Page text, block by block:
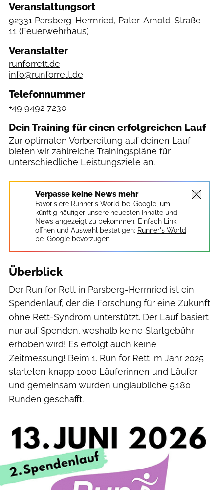
Veranstaltungsort
92331 Parsberg-Herrnried, Pater-Arnold-Straße
11 (Feuerwehrhaus)
Veranstalter
runforrett.de
info@runforrett.de
Telefonnummer
+49 9492 7230
Dein Training für einen erfolgreichen Lauf
Zur optimalen Vorbereitung auf deinen Lauf
bieten wir zahlreiche Trainingspläne für
unterschiedliche Leistungsziele an.
Verpasse keine News mehr
Favorisiere Runner's World bei Google, um
künftig häufiger unsere neuesten Inhalte und
News angezeigt zu bekommen. Einfach Link
öffnen und Auswahl bestätigen: Runner's World
bei Google bevorzugen.
Überblick
Der Run for Rett in Parsberg-Herrnried ist ein
Spendenlauf, der die Forschung für eine Zukunft
ohne Rett-Syndrom unterstützt. Der Lauf basiert
nur auf Spenden, weshalb keine Startgebühr
erhoben wird! Es erfolgt auch keine
Zeitmessung! Beim 1. Run for Rett im Jahr 2025
starteten knapp 1000 Läuferinnen und Läufer
und gemeinsam wurden unglaubliche 5.180
Runden geschafft.